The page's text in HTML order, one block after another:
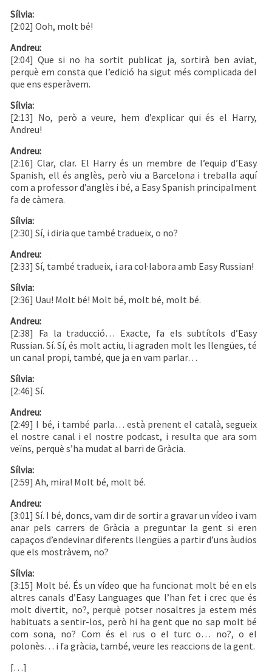
Sílvia:
[2:02] Ooh, molt bé!
Andreu:
[2:04] Que si no ha sortit publicat ja, sortirà ben aviat,
perquè em consta que l’edició ha sigut més complicada del
que ens esperàvem.
Sílvia:
[2:13] No, però a veure, hem d’explicar qui és el Harry,
Andreu!
Andreu:
[2:16] Clar, clar. El Harry és un membre de l’equip d’Easy
Spanish, ell és anglès, però viu a Barcelona i treballa aquí
com a professor d’anglès i bé, a Easy Spanish principalment
fa de càmera.
Sílvia:
[2:30] Sí, i diria que també tradueix, o no?
Andreu:
[2:33] Sí, també tradueix, i ara col·labora amb Easy Russian!
Sílvia:
[2:36] Uau! Molt bé! Molt bé, molt bé, molt bé.
Andreu:
[2:38] Fa la traducció… Exacte, fa els subtítols d’Easy
Russian. Sí. Sí, és molt actiu, li agraden molt les llengües, té
un canal propi, també, que ja en vam parlar…
Sílvia:
[2:46] Sí.
Andreu:
[2:49] I bé, i també parla… està prenent el català, segueix
el nostre canal i el nostre podcast, i resulta que ara som
veïns, perquè s’ha mudat al barri de Gràcia.
Sílvia:
[2:59] Ah, mira! Molt bé, molt bé.
Andreu:
[3:01] Sí. I bé, doncs, vam dir de sortir a gravar un vídeo i vam
anar pels carrers de Gràcia a preguntar la gent si eren
capaços d’endevinar diferents llengües a partir d’uns àudios
que els mostràvem, no?
Sílvia:
[3:15] Molt bé. És un vídeo que ha funcionat molt bé en els
altres canals d’Easy Languages que l’han fet i crec que és
molt divertit, no?, perquè potser nosaltres ja estem més
habituats a sentir-los, però hi ha gent que no sap molt bé
com sona, no? Com és el rus o el turc o… no?, o el
polonès… i fa gràcia, també, veure les reaccions de la gent.
[…]